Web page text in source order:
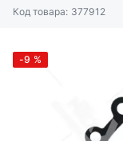
Код товара: 377912
-9 %